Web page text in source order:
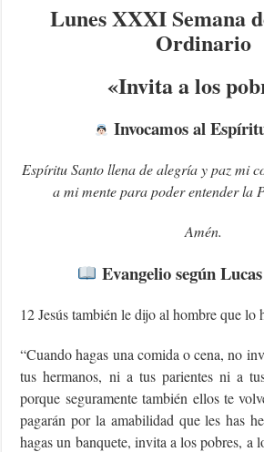
Lunes XXXI Semana
Ordinario
«Invita a los
Invocamos al
Espíritu Santo llena de alegría y paz mi
a mi mente para poder entender la
Amén.
Evangelio según
12 Jesús también le dijo al hombre que lo
“Cuando hagas una comida o cena, no
tus hermanos, ni a tus parientes ni a
porque seguramente también ellos te
pagarán por la amabilidad que les has
hagas un banquete, invita a los pobres, a